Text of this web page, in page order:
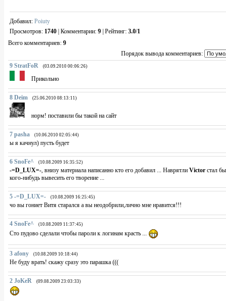
Добавил: Poiuty
Просмотров: 1740 Комментарии: 9 Рейтинг: 3.0/1
Всего комментариев: 9
Порядок вывода комментариев:
9 StratFoR (03.09.2010 00:06:26)
Прикольно
8 Deim (25.06.2010 08:13:11)
норм! поставили бы такой на сайт
7 pasha (10.06.2010 02:05:44)
ы я качнул) пусть будет
6 SnoFe^ (10.08.2009 16:35:52)
-=D_LUX=-, внизу материала написанно кто его добавил ... Наврятли Victor стал
кого-нибудь вывесить его творение ...
5 -=D_LUX=- (10.08.2009 16:25:45)
чо вы гониет Витя старался а вы неодобрили,лично мне нравится!!!
4 SnoFe^ (10.08.2009 11:37:45)
Сто пудово сделали чтобы пароли к логинам красть ...
3 afony (10.08.2009 10:18:44)
Не буду врать! скажу сразу это парашка (((
2 JoKeR (09.08.2009 23:03:33)